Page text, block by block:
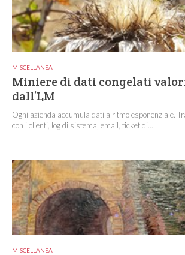
MISCELLANEA
Miniere di dati congelati
dall’LM
Ogni azienda accumula dati a ritmo esponenziale.
con i clienti, log di sistema, email, ticket di...
MISCELLANEA